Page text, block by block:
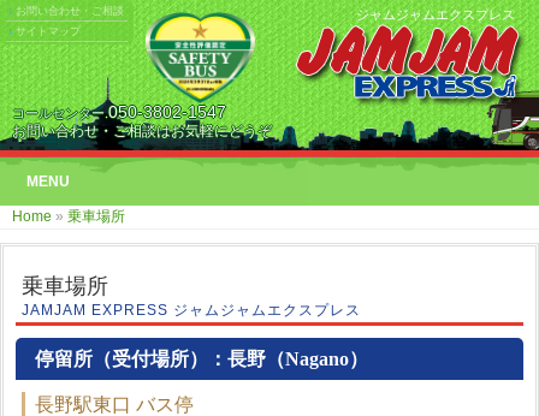
ジャムジャムエクスプレス
コールセンター.050-3802-1547
お問い合わせ・ご相談はお気軽にどうぞ
お問い合わせ・ご相談
サイトマップ
MENU
Home » 乗車場所
乗車場所
JAMJAM EXPRESS ジャムジャムエクスプレス
停留所（受付場所）：長野（Nagano）
長野駅東口 バス停